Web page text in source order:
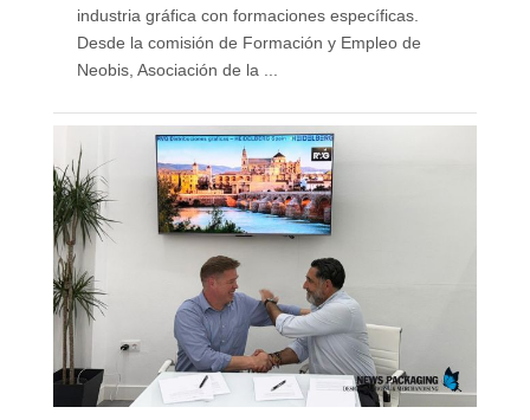
industria gráfica con formaciones específicas.
Desde la comisión de Formación y Empleo de
Neobis, Asociación de la ...